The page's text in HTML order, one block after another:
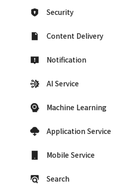
Security
Content Delivery
Notification
AI Service
Machine Learning
Application Service
Mobile Service
Search